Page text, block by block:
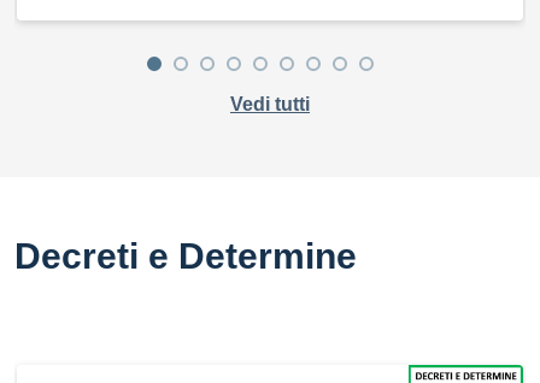
Vedi tutti
Decreti e Determine